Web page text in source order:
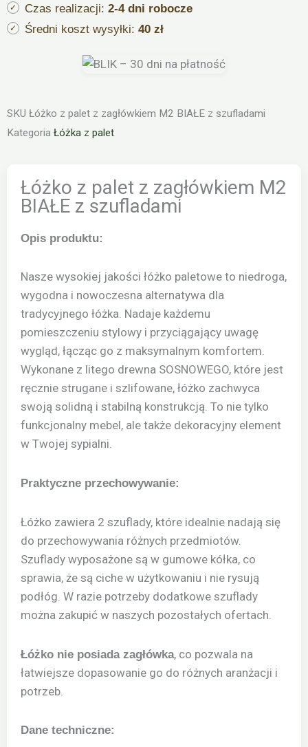
Czas realizacji: 2-4 dni robocze
Średni koszt wysyłki: 40 zł
SKU Łóżko z palet z zagłówkiem M2 BIAŁE z szufladami
Kategoria Łóżka z palet
Łóżko z palet z zagłówkiem M2
BIAŁE z szufladami
Opis produktu:
Nasze wysokiej jakości łóżko paletowe to niedroga,
wygodna i nowoczesna alternatywa dla
tradycyjnego łóżka. Nadaje każdemu
pomieszczeniu stylowy i przyciągający uwagę
wygląd, łącząc go z maksymalnym komfortem.
Wykonane z litego drewna SOSNOWEGO, które jest
ręcznie strugane i szlifowane, łóżko zachwyca
swoją solidną i stabilną konstrukcją. To nie tylko
funkcjonalny mebel, ale także dekoracyjny element
w Twojej sypialni.
Praktyczne przechowywanie:
Łóżko zawiera 2 szuflady, które idealnie nadają się
do przechowywania różnych przedmiotów.
Szuflady wyposażone są w gumowe kółka, co
sprawia, że są ciche w użytkowaniu i nie rysują
podłóg. W razie potrzeby dodatkowe szuflady
można zakupić w naszych pozostałych ofertach.
Łóżko nie posiada zagłówka, co pozwala na
łatwiejsze dopasowanie go do różnych aranżacji i
potrzeb.
Dane techniczne: